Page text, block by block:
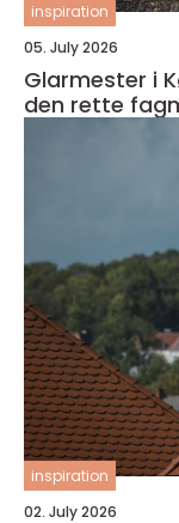
inspiration
05. July 2026
Glarmester i
den rette
inspiration
02. July 2026